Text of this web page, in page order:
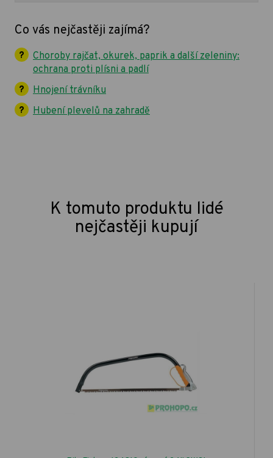
Co vás nejčastěji zajímá?
Choroby rajčat, okurek, paprik a další zeleniny:
ochrana proti plísni a padlí
Hnojení trávníku
Hubení plevelů na zahradě
K tomuto produktu lidé
nejčastěji kupují